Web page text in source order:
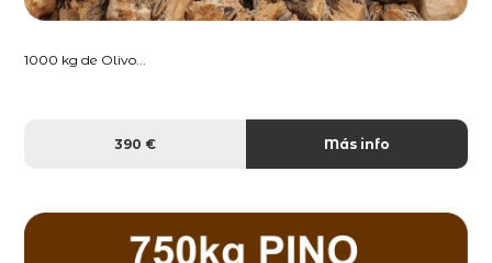
1000 kg de Olivo...
390 € Más info